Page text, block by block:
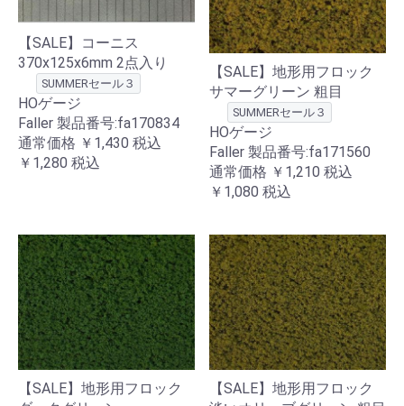
【SALE】コーニス
370x125x6mm 2点入り
SUMMERセール３
HOゲージ
Faller 製品番号:fa170834
通常価格 ￥1,430 税込
￥1,280 税込
【SALE】地形用フロック
サマーグリーン 粗目
SUMMERセール３
HOゲージ
Faller 製品番号:fa171560
通常価格 ￥1,210 税込
￥1,080 税込
【SALE】地形用フロック
【SALE】地形用フロック